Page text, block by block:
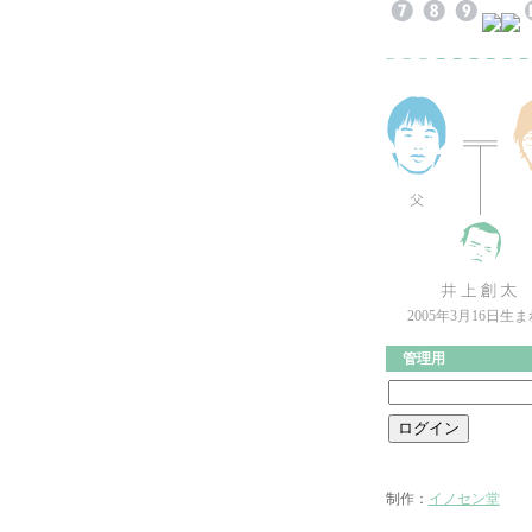
2005年3月16日生ま
管理用
制作： イノセン堂